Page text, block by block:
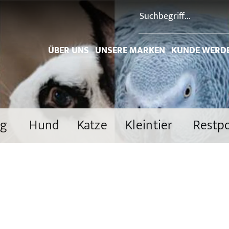
ÜBER UNS UNSERE MARKEN KUNDE
Hund Katze Kleintier